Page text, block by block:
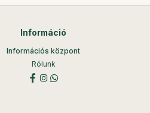
Információ
Információs központ
Rólunk